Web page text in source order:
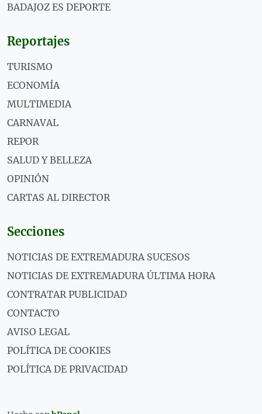
BADAJOZ ES DEPORTE
Reportajes
TURISMO
ECONOMÍA
MULTIMEDIA
CARNAVAL
REPOR
SALUD Y BELLEZA
OPINIÓN
CARTAS AL DIRECTOR
Secciones
NOTICIAS DE EXTREMADURA SUCESOS
NOTICIAS DE EXTREMADURA ÚLTIMA HORA
CONTRATAR PUBLICIDAD
CONTACTO
AVISO LEGAL
POLÍTICA DE COOKIES
POLÍTICA DE PRIVACIDAD